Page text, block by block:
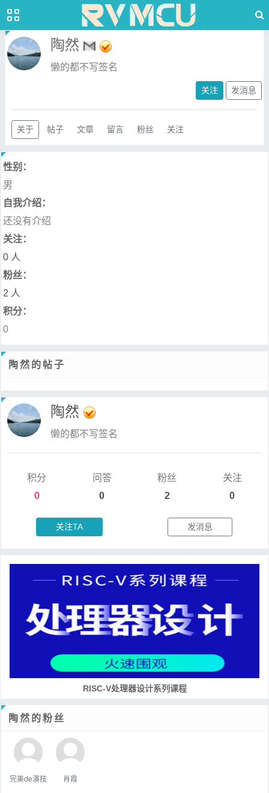
陶然
懒的都不写签名
关注 发消息
关于 帖子 文章 留言 粉丝 关注
性别：
男
自我介绍：
还没有介绍
关注：
0 人
粉丝：
2 人
积分：
0
陶然的帖子
陶然
懒的都不写签名
积分
0
问答
0
粉丝
2
关注
0
关注TA 发消息
RISC-V处理器设计系列课程
陶然的粉丝
完美de演技 肖霞